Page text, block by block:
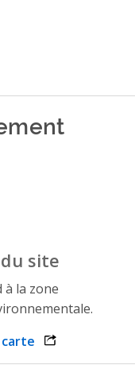
site
la zone
opens link in